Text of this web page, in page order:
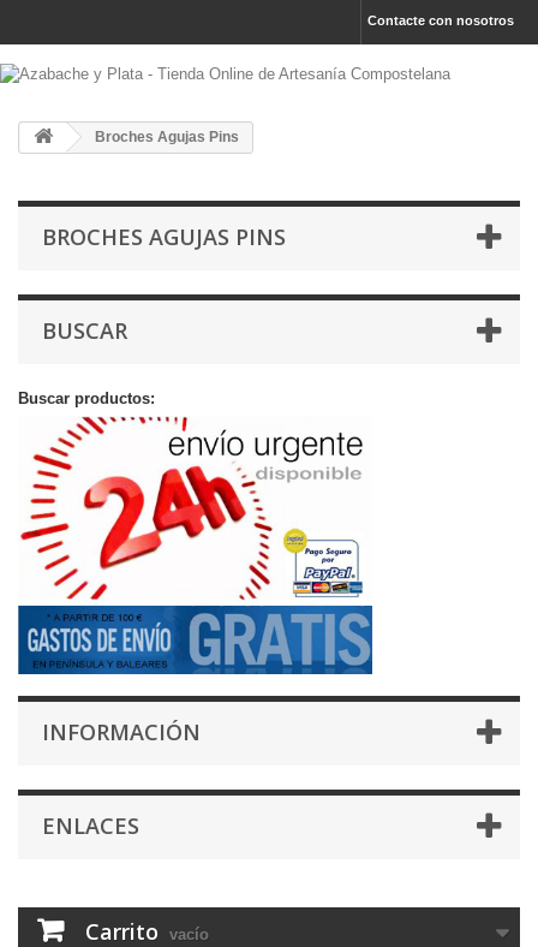
Contacte con nosotros
Broches Agujas Pins
BROCHES AGUJAS PINS
BUSCAR
Buscar productos:
INFORMACIÓN
ENLACES
Carrito vacío